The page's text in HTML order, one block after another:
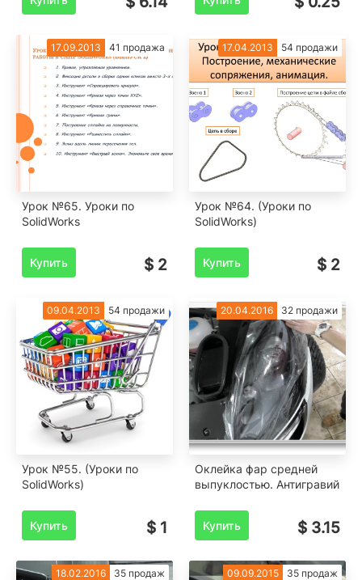
17.09.2013 41 продажа
Урок №65. Уроки по
SolidWorks
Купить $ 2
17.04.2013 54 продажи
Урок №64. (Уроки по
SolidWorks)
Купить $ 2
09.04.2013 54 продажи
Урок №55. (Уроки по
SolidWorks)
Купить $ 1
20.04.2016 32 продажи
Оклейка фар средней
выпуклостью. Антигравий
Купить $ 3.15
18.02.2016 35 продаж 09.09.2015 35 продаж